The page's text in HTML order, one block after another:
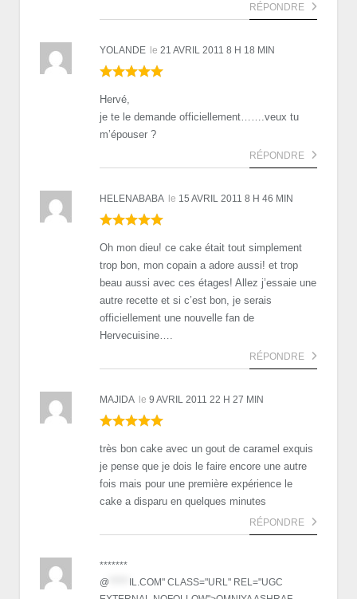
RÉPONDRE
YOLANDE le 21 AVRIL 2011 8 H 18 MIN
Hervé,
je te le demande officiellement…….veux tu
m’épouser ?
RÉPONDRE
HELENABABA le 15 AVRIL 2011 8 H 46 MIN
Oh mon dieu! ce cake était tout simplement
trop bon, mon copain a adore aussi! et trop
beau aussi avec ces étages! Allez j’essaie une
autre recette et si c’est bon, je serais
officiellement une nouvelle fan de
Hervecuisine….
RÉPONDRE
MAJIDA le 9 AVRIL 2011 22 H 27 MIN
très bon cake avec un gout de caramel exquis
je pense que je dois le faire encore une autre
fois mais pour une première expérience le
cake a disparu en quelques minutes
RÉPONDRE
*******
@
IL.COM" CLASS="URL" REL="UGC